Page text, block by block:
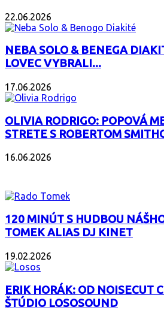
22.06.2026
NEBA SOLO & BENEGA
LOVEC VYBRALI...
17.06.2026
OLIVIA RODRIGO: POPOVÁ
STRETE S ROBERTOM
16.06.2026
120 MINÚT S HUDBOU
TOMEK ALIAS DJ KINET
19.02.2026
ERIK HORÁK: OD NOISECUT
ŠTÚDIO LOSOSOUND